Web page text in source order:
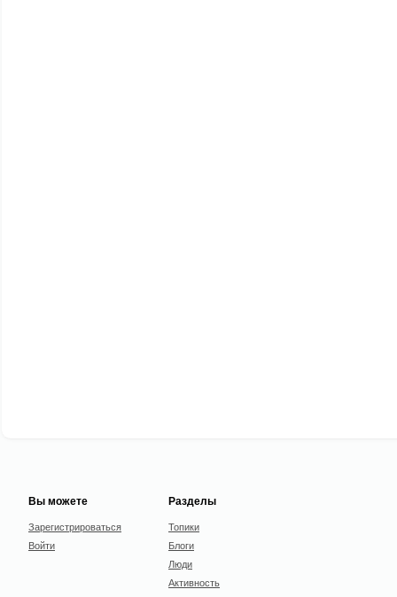
Вы можете
Зарегистрироваться
Войти
Разделы
Топики
Блоги
Люди
Активность